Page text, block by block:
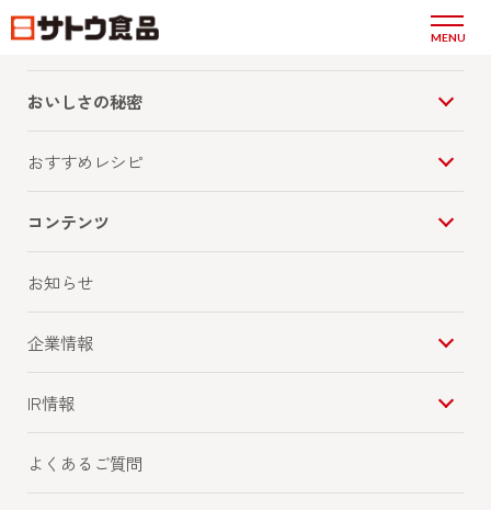
MENU
～園児が新年を前に祝いの餅つき～『サトウ
の鏡餅 出発式』開催
「〜園児が新年を前に祝いの餅つき〜『サトウの
商品情報
おいしさの秘密
おすすめレシピ
コンテンツ
お知らせ
企業情報
IR情報
よくあるご質問